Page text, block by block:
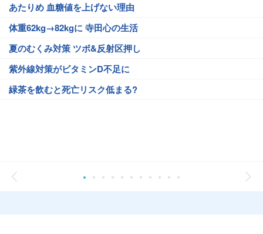
あたりめ 血糖値を上げない理由
体重62kg→82kgに 寺田心の生活
夏のむくみ対策 ツボ&反射区押し
紫外線対策がビタミンD不足に
緑茶を飲むと死亡リスク低まる?